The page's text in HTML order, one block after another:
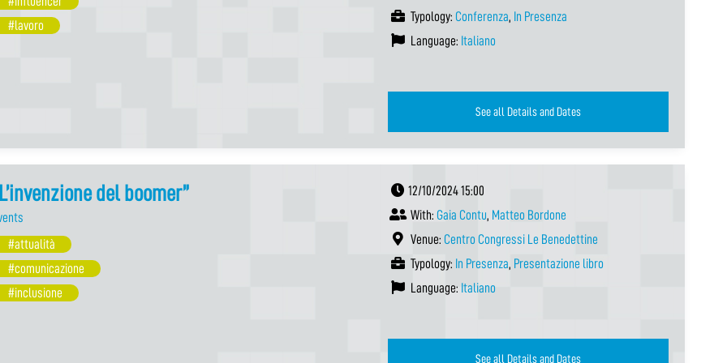
#lavoro
Typology: Conferenza, In Presenza
Language: Italiano
See all Details and Dates
del boomer”
#attualità
#comunicazione
#inclusione
12/10/2024 15:00
With: Gaia Contu, Matteo Bordone
Venue: Centro Congressi Le Benedettine
Typology: In Presenza, Presentazione libro
Language: Italiano
See all Details and Dates